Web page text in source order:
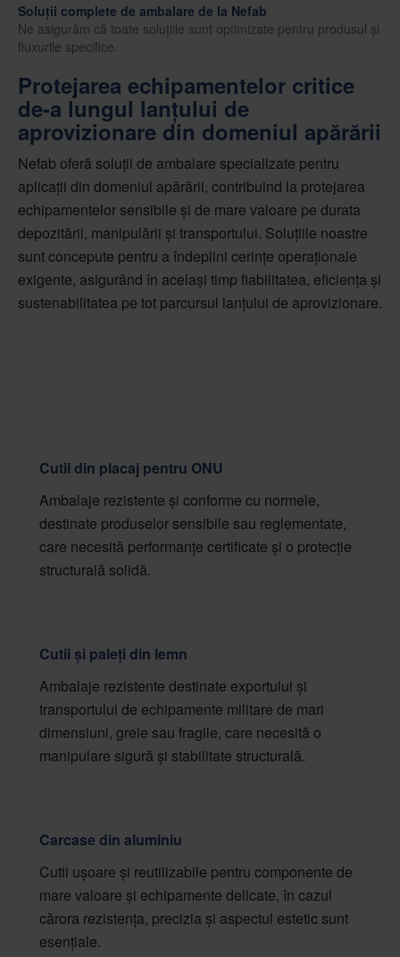
Soluții complete de ambalare de la Nefab
Ne asigurăm că toate soluțiile sunt optimizate pentru produsul și
fluxurile specifice.
Protejarea echipamentelor critice
de-a lungul lanțului de
aprovizionare din domeniul apărării
Nefab oferă soluții de ambalare specializate pentru
aplicații din domeniul apărării, contribuind la protejarea
echipamentelor sensibile și de mare valoare pe durata
depozitării, manipulării și transportului. Soluțiile noastre
sunt concepute pentru a îndeplini cerințe operaționale
exigente, asigurând în același timp fiabilitatea, eficiența și
sustenabilitatea pe tot parcursul lanțului de aprovizionare.
Cutii din placaj pentru ONU
Ambalaje rezistente și conforme cu normele,
destinate produselor sensibile sau reglementate,
care necesită performanțe certificate și o protecție
structurală solidă.
Cutii și paleți din lemn
Ambalaje rezistente destinate exportului și
transportului de echipamente militare de mari
dimensiuni, grele sau fragile, care necesită o
manipulare sigură și stabilitate structurală.
Carcase din aluminiu
Cutii ușoare și reutilizabile pentru componente de
mare valoare și echipamente delicate, în cazul
cărora rezistența, precizia și aspectul estetic sunt
esențiale.